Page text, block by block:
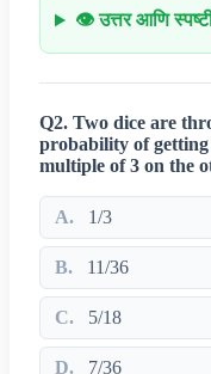
👁️ उत्तर आणि
Q2. Two dice are
probability of getting
multiple of 3 on the
A. 1/3
B. 11/36
C. 5/18
D. 7/36